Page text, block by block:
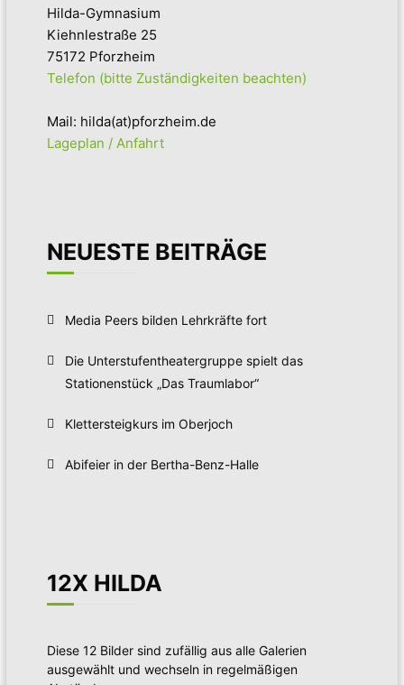
Hilda-Gymnasium
Kiehnlestraße 25
75172 Pforzheim
Telefon (bitte Zuständigkeiten beachten)
Mail: hilda(at)pforzheim.de
Lageplan / Anfahrt
NEUESTE BEITRÄGE
Media Peers bilden Lehrkräfte fort
Die Unterstufentheatergruppe spielt das
Stationenstück „Das Traumlabor“
Klettersteigkurs im Oberjoch
Abifeier in der Bertha-Benz-Halle
12X HILDA
Diese 12 Bilder sind zufällig aus alle Galerien
ausgewählt und wechseln in regelmäßigen